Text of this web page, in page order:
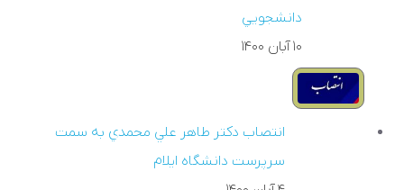
دانشجويي
۱۰ آبان ۱۴۰۰
انتصاب دکتر طاهر علي محمدي به سمت
سرپرست دانشگاه ايلام